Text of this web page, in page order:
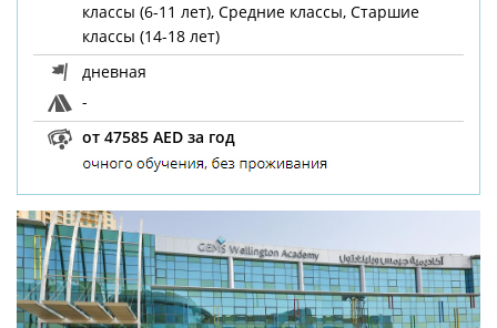
классы (6-11 лет), Средние классы, Старшие
классы (14-18 лет)
дневная
-
от 47585 AED за год